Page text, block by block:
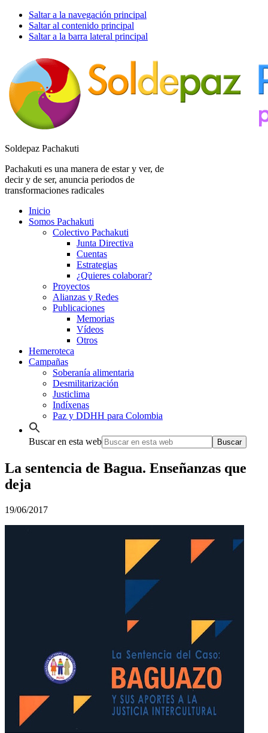
Saltar a la navegación principal
Saltar al contenido principal
Saltar a la barra lateral principal
Soldepaz Pachakuti
Pachakuti es una manera de estar y ver, de
decir y de ser, anuncia periodos de
transformaciones radicales
Inicio
Somos Pachakuti
Colectivo Pachakuti
Junta Directiva
Cuentas
Estrategias
¿Quieres colaborar?
Proyectos
Alianzas y Redes
Publicaciones
Memorias
Vídeos
Otros
Hemeroteca
Campañas
Soberanía alimentaria
Desmilitarización
Justiclima
Indíxenas
Paz y DDHH para Colombia
Buscar en esta web
La sentencia de Bagua. Enseñanzas que
deja
19/06/2017